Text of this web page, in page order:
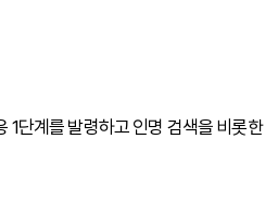
1단계를 발령하고 인명 검색을 비롯한